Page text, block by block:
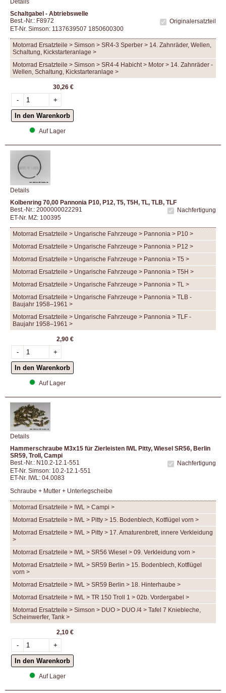
Schaltgabel - Abtriebswelle
Originalersatzteil
Best.-Nr.: F8972
ET-Nr. Simson: 1137639507 1850600300
Motorrad Ersatzteile > Simson > SR4-3 Sperber > 14. Zahnräder, Wellen,
Schaltung, Kickstarteranlage >
Motorrad Ersatzteile > Simson > SR4-4 Habicht > Motor > 14. Zahnräder -
Wellen, Schaltung, Kickstarteranlage >
30,26 €
Auf Lager
Details
Kolbenring 70,00 Pannonia P10, P12, T5, T5H, TL, TLB, TLF
Nachfertigung
Best.-Nr.: 2000000022291
ET-Nr. MZ: 100395
Motorrad Ersatzteile > Ungarische Fahrzeuge > Pannonia > P10 >
Motorrad Ersatzteile > Ungarische Fahrzeuge > Pannonia > P12 >
Motorrad Ersatzteile > Ungarische Fahrzeuge > Pannonia > T5 >
Motorrad Ersatzteile > Ungarische Fahrzeuge > Pannonia > T5H >
Motorrad Ersatzteile > Ungarische Fahrzeuge > Pannonia > TL >
Motorrad Ersatzteile > Ungarische Fahrzeuge > Pannonia > TLB -
Baujahr 1958–1961 >
Motorrad Ersatzteile > Ungarische Fahrzeuge > Pannonia > TLF -
Baujahr 1958–1961 >
2,90 €
Auf Lager
Details
Hammerschraube M3x15 für Zierleisten IWL Pitty, Wiesel SR56, Berlin
SR59, Troll, Campi
Nachfertigung
Best.-Nr.: N10.2-12.1-551
ET-Nr. Simson: 10.2-12.1-551
ET-Nr. IWL: 04.0083
Schraube + Mutter + Unterlegscheibe
Motorrad Ersatzteile > IWL > Campi >
Motorrad Ersatzteile > IWL > Pitty > 15. Bodenblech, Kotflügel vorn >
Motorrad Ersatzteile > IWL > Pitty > 17. Amaturenbrett, innere Verkleidung
>
Motorrad Ersatzteile > IWL > SR56 Wiesel > 09. Verkleidung vorn >
Motorrad Ersatzteile > IWL > SR59 Berlin > 15. Bodenblech, Kotflügel
vorn >
Motorrad Ersatzteile > IWL > SR59 Berlin > 18. Hinterhaube >
Motorrad Ersatzteile > IWL > TR 150 Troll 1 > 02b. Vordergabel >
Motorrad Ersatzteile > Simson > DUO > DUO /4 > Tafel 7 Kniebleche,
Scheinwerfer, Tank >
2,10 €
Auf Lager